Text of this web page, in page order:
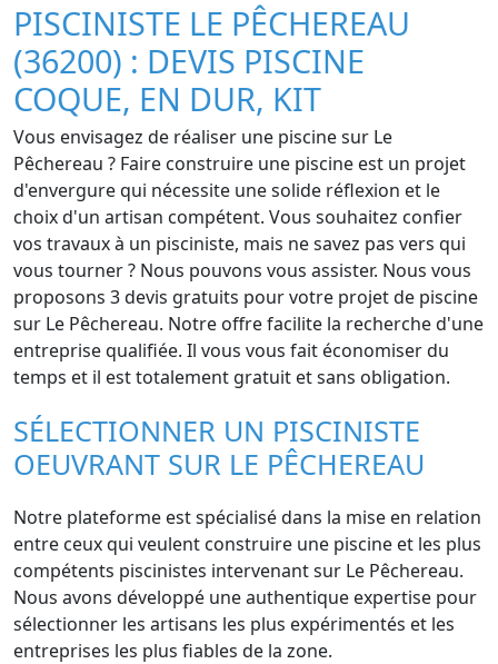
PISCINISTE LE PÊCHEREAU
(36200) : DEVIS PISCINE
COQUE, EN DUR, KIT
Vous envisagez de réaliser une piscine sur Le
Pêchereau ? Faire construire une piscine est un projet
d'envergure qui nécessite une solide réflexion et le
choix d'un artisan compétent. Vous souhaitez confier
vos travaux à un pisciniste, mais ne savez pas vers qui
vous tourner ? Nous pouvons vous assister. Nous vous
proposons 3 devis gratuits pour votre projet de piscine
sur Le Pêchereau. Notre offre facilite la recherche d'une
entreprise qualifiée. Il vous vous fait économiser du
temps et il est totalement gratuit et sans obligation.
SÉLECTIONNER UN PISCINISTE
OEUVRANT SUR LE PÊCHEREAU
Notre plateforme est spécialisé dans la mise en relation
entre ceux qui veulent construire une piscine et les plus
compétents piscinistes intervenant sur Le Pêchereau.
Nous avons développé une authentique expertise pour
sélectionner les artisans les plus expérimentés et les
entreprises les plus fiables de la zone.